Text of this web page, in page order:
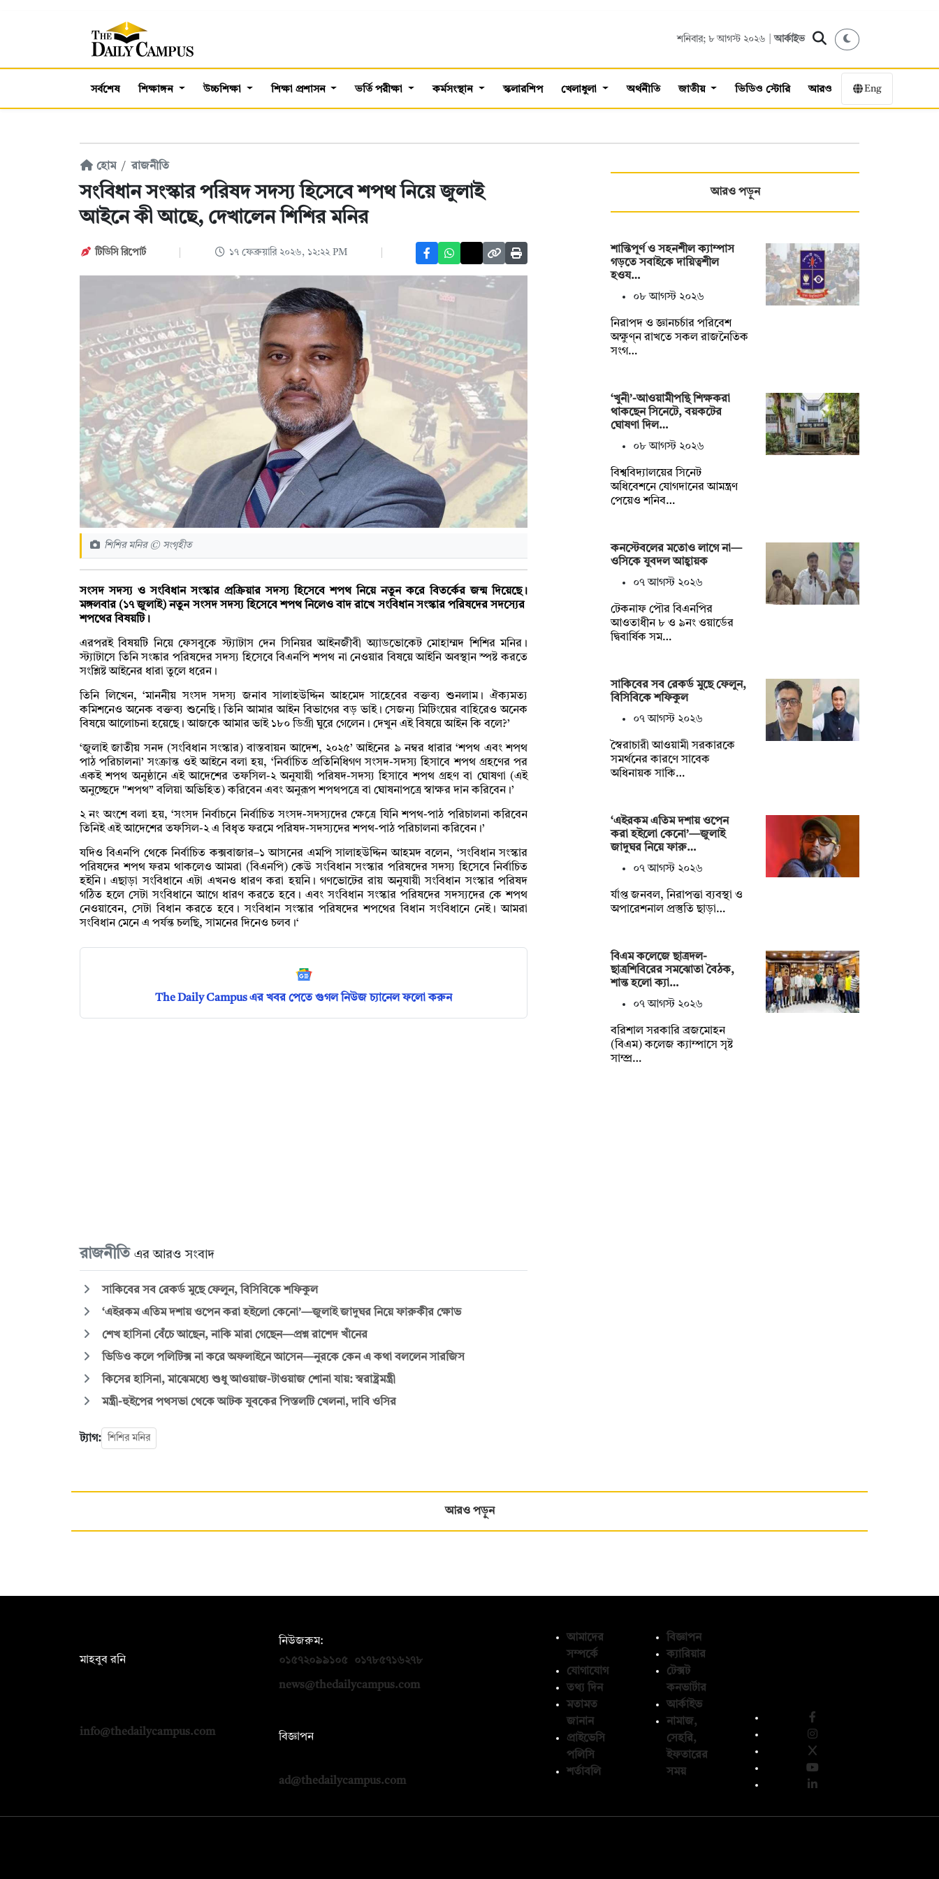
শনিবার; ৮ আগস্ট ২০২৬ |আর্কাইভ
সর্বশেষ শিক্ষাঙ্গন উচ্চশিক্ষা শিক্ষা প্রশাসন ভর্তি পরীক্ষা কর্মসংস্থান স্কলারশিপ খেলাধুলা অর্থনীতি জাতীয় ভিডিও স্টোরি আরও Eng
হোম রাজনীতি
সংবিধান সংস্কার পরিষদ সদস্য হিসেবে শপথ নিয়ে জুলাই
আইনে কী আছে, দেখালেন শিশির মনির
টিডিসি রিপোর্ট ১৭ ফেব্রুয়ারি ২০২৬, ১২:২২ PM
শিশির মনির © সংগৃহীত
সংসদ সদস্য ও সংবিধান সংস্কার প্রক্রিয়ার সদস্য হিসেবে শপথ নিয়ে নতুন করে বিতর্কের জন্ম দিয়েছে।
মঙ্গলবার (১৭ জুলাই) নতুন সংসদ সদস্য হিসেবে শপথ নিলেও বাদ রাখে সংবিধান সংস্কার পরিষদের সদস্যের
শপথের বিষয়টি।
এরপরই বিষয়টি নিয়ে ফেসবুকে স্ট্যাটাস দেন সিনিয়র আইনজীবী অ্যাডভোকেট মোহাম্মদ শিশির মনির।
স্ট্যাটাসে তিনি সংষ্কার পরিষদের সদস্য হিসেবে বিএনপি শপথ না নেওয়ার বিষয়ে আইনি অবস্থান স্পষ্ট করতে
সংশ্লিষ্ট আইনের ধারা তুলে ধরেন।
তিনি লিখেন, ‘মাননীয় সংসদ সদস্য জনাব সালাহউদ্দিন আহমেদ সাহেবের বক্তব্য শুনলাম। ঐক্যমত্য
কমিশনেও অনেক বক্তব্য শুনেছি। তিনি আমার আইন বিভাগের বড় ভাই। সেজন্য মিটিংয়ের বাহিরেও অনেক
বিষয়ে আলোচনা হয়েছে। আজকে আমার ভাই ১৮০ ডিগ্রী ঘুরে গেলেন। দেখুন এই বিষয়ে আইন কি বলে?’
‘জুলাই জাতীয় সনদ (সংবিধান সংস্কার) বাস্তবায়ন আদেশ, ২০২৫’ আইনের ৯ নম্বর ধারার ‘শপথ এবং শপথ
পাঠ পরিচালনা’ সংক্রান্ত ওই আইনে বলা হয়, ‘নির্বাচিত প্রতিনিধিগণ সংসদ-সদস্য হিসাবে শপথ গ্রহণের পর
একই শপথ অনুষ্ঠানে এই আদেশের তফসিল-২ অনুযায়ী পরিষদ-সদস্য হিসাবে শপথ গ্রহণ বা ঘোষণা (এই
অনুচ্ছেদে "শপথ” বলিয়া অভিহিত) করিবেন এবং অনুরূপ শপথপত্রে বা ঘোষনাপত্রে স্বাক্ষর দান করিবেন।’
২ নং অংশে বলা হয়, ‘সংসদ নির্বাচনে নির্বাচিত সংসদ-সদস্যদের ক্ষেত্রে যিনি শপথ-পাঠ পরিচালনা করিবেন
তিনিই এই আদেশের তফসিল-২ এ বিধৃত ফরমে পরিষদ-সদস্যদের শপথ-পাঠ পরিচালনা করিবেন।’
যদিও বিএনপি থেকে নির্বাচিত কক্সবাজার–১ আসনের এমপি সালাহউদ্দিন আহমদ বলেন, ‘সংবিধান সংস্কার
পরিষদের শপথ ফরম থাকলেও আমরা (বিএনপি) কেউ সংবিধান সংস্কার পরিষদের সদস্য হিসেবে নির্বাচিত
হইনি। এছাড়া সংবিধানে এটা এখনও ধারণ করা হয়নি। গণভোটের রায় অনুযায়ী সংবিধান সংস্কার পরিষদ
গঠিত হলে সেটা সংবিধানে আগে ধারণ করতে হবে। এবং সংবিধান সংস্কার পরিষদের সদস্যদের কে শপথ
নেওয়াবেন, সেটা বিধান করতে হবে। সংবিধান সংস্কার পরিষদের শপথের বিধান সংবিধানে নেই। আমরা
সংবিধান মেনে এ পর্যন্ত চলছি, সামনের দিনেও চলব।‘
The Daily Campus এর খবর পেতে গুগল নিউজ চ্যানেল ফলো করুন
রাজনীতি এর আরও সংবাদ
সাকিবের সব রেকর্ড মুছে ফেলুন, বিসিবিকে শফিকুল
‘এইরকম এতিম দশায় ওপেন করা হইলো কেনো’—জুলাই জাদুঘর নিয়ে ফারুকীর ক্ষোভ
শেখ হাসিনা বেঁচে আছেন, নাকি মারা গেছেন—প্রশ্ন রাশেদ খাঁনের
ভিডিও কলে পলিটিক্স না করে অফলাইনে আসেন—নুরকে কেন এ কথা বললেন সারজিস
কিসের হাসিনা, মাঝেমধ্যে শুধু আওয়াজ-টাওয়াজ শোনা যায়: স্বরাষ্ট্রমন্ত্রী
মন্ত্রী-হুইপের পথসভা থেকে আটক যুবকের পিস্তলটি খেলনা, দাবি ওসির
ট্যাগ: শিশির মনির
আরও পড়ুন
শান্তিপূর্ণ ও সহনশীল ক্যাম্পাস
গড়তে সবাইকে দায়িত্বশীল
হওয…
০৮ আগস্ট ২০২৬
নিরাপদ ও জ্ঞানচর্চার পরিবেশ
অক্ষুণ্ন রাখতে সকল রাজনৈতিক
সংগ…
‘খুনী’-আওয়ামীপন্থি শিক্ষকরা
থাকছেন সিনেটে, বয়কটের
ঘোষণা দিল…
০৮ আগস্ট ২০২৬
বিশ্ববিদ্যালয়ের সিনেট
অধিবেশনে যোগদানের আমন্ত্রণ
পেয়েও শনিব…
কনস্টেবলের মতোও লাগে না—
ওসিকে যুবদল আহ্বায়ক
০৭ আগস্ট ২০২৬
টেকনাফ পৌর বিএনপির
আওতাধীন ৮ ও ৯নং ওয়ার্ডের
দ্বিবার্ষিক সম…
সাকিবের সব রেকর্ড মুছে ফেলুন,
বিসিবিকে শফিকুল
০৭ আগস্ট ২০২৬
স্বৈরাচারী আওয়ামী সরকারকে
সমর্থনের কারণে সাবেক
অধিনায়ক সাকি…
‘এইরকম এতিম দশায় ওপেন
করা হইলো কেনো’—জুলাই
জাদুঘর নিয়ে ফারু…
০৭ আগস্ট ২০২৬
র্যাপ্ত জনবল, নিরাপত্তা ব্যবস্থা ও
অপারেশনাল প্রস্তুতি ছাড়া…
বিএম কলেজে ছাত্রদল-
ছাত্রশিবিরের সমঝোতা বৈঠক,
শান্ত হলো ক্যা…
০৭ আগস্ট ২০২৬
বরিশাল সরকারি ব্রজমোহন
(বিএম) কলেজ ক্যাম্পাসে সৃষ্ট
সাম্প্র…
আরও পড়ুন
মাহবুব রনি
info@thedailycampus.com
নিউজরুম:
০১৫৭২০৯৯১০৫
০১৭৮৫৭১৬২৭৮
news@thedailycampus.com
বিজ্ঞাপন
ad@thedailycampus.com
আমাদের
সম্পর্কে
যোগাযোগ
তথ্য দিন
মতামত
জানান
প্রাইভেসি
পলিসি
শর্তাবলি
বিজ্ঞাপন
ক্যারিয়ার
টেক্সট
কনভার্টার
আর্কাইভ
নামাজ,
সেহরি,
ইফতারের
সময়